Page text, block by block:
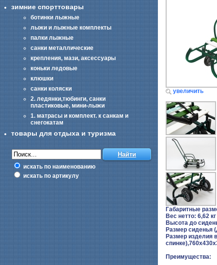
зимние спорттовары
ботинки лыжные
лыжи и лыжные комплекты
палки лыжные
санки металлические
крепления, мази, аксессуары
коньки ледовые
клюшки
санки коляски
2. ледянки,тюбинги, санки
пластиковые, мини-лыжи
1. матрасы и комплект. к санкам и
снегокатам
товары для отдыха и туризма
искать по наименованию
искать по артикулу
увеличить
Габаритные
Вес нетто: 6,62 кг
Высота до
Размер сиденья
Размер изделия
Преимущества: